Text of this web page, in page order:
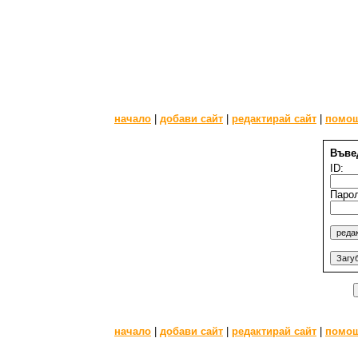
начало добави сайт редактирай сайт
ID:
начало | добави сайт | редактирай сайт |